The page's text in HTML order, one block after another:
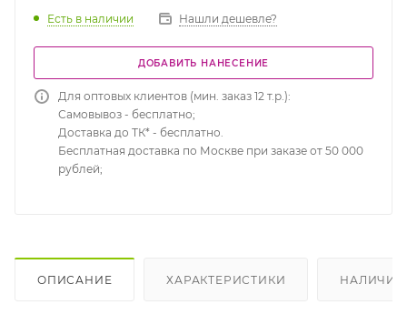
Есть в наличии Нашли дешевле?
ДОБАВИТЬ НАНЕСЕНИЕ
Для оптовых клиентов (мин. заказ 12 т.р.):
Самовывоз - бесплатно;
Доставка до ТК* - бесплатно.
Бесплатная доставка по Москве при заказе от 50 000
рублей;
ОПИСАНИЕ ХАРАКТЕРИСТИКИ НАЛИЧИЕ